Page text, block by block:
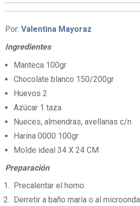
Por: Valentina Mayoraz
Ingredientes
Manteca 100gr
Chocolate blanco 150/200gr
Huevos 2
Azúcar 1 taza
Nueces, almendras, avellanas c/n
Harina 0000 100gr
Molde ideal 34 X 24 CM
Preparación
Precalentar el horno.
Derretir a baño maría o al